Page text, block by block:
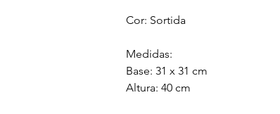
Cor: Sortida
Medidas:
Base: 31 x 31 cm
Altura: 40 cm